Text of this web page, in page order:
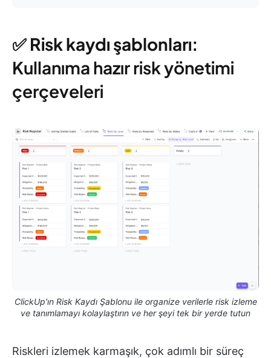
✅ Risk kaydı şablonları:
Kullanıma hazır risk yönetimi
çerçeveleri
ClickUp'ın Risk Kaydı Şablonu ile organize verilerle risk izleme
ve tanımlamayı kolaylaştırın ve her şeyi tek bir yerde tutun
Riskleri izlemek karmaşık, çok adımlı bir süreç